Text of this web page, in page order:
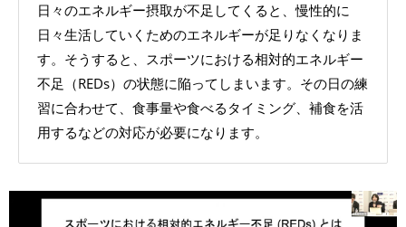
日々のエネルギー摂取が不足してくると、慢性的に
日々生活していくためのエネルギーが足りなくなりま
す。そうすると、スポーツにおける相対的エネルギー
不足（REDs）の状態に陥ってしまいます。その日の練
習に合わせて、食事量や食べるタイミング、補食を活
用するなどの対応が必要になります。